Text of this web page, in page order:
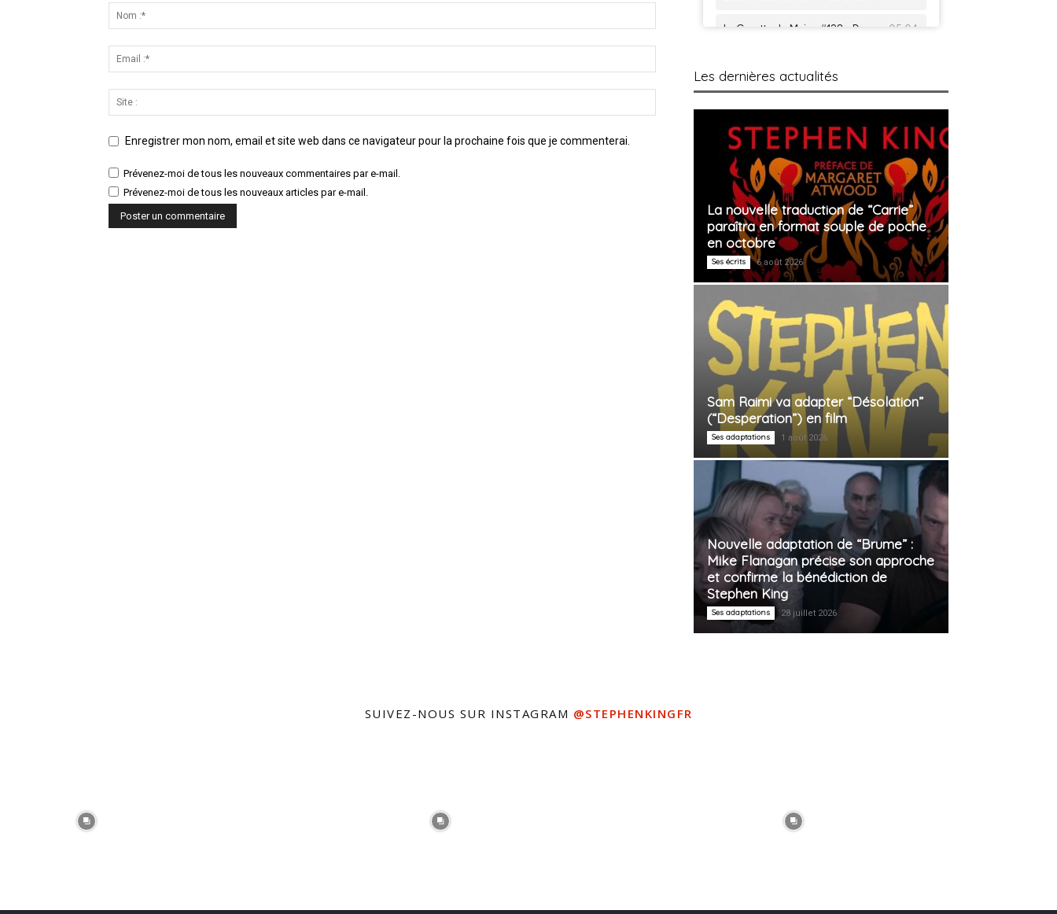
Enregistrer mon nom, email et site web dans ce navigateur pour la prochaine fois que je commenterai.
Prévenez-moi de tous les nouveaux commentaires par e-mail.
Prévenez-moi de tous les nouveaux articles par e-mail.
Les dernières actualités
La nouvelle traduction de “Carrie”
paraîtra en format souple de poche
en octobre
Ses écrits 6 août 2026
Sam Raimi va adapter “Désolation”
(“Desperation”) en film
Ses adaptations 1 août 2026
Nouvelle adaptation de “Brume” :
Mike Flanagan précise son approche
et confirme la bénédiction de
Stephen King
Ses adaptations 28 juillet 2026
SUIVEZ-NOUS SUR INSTAGRAM @STEPHENKINGFR